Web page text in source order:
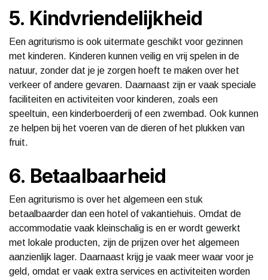
5. Kindvriendelijkheid
Een agriturismo is ook uitermate geschikt voor gezinnen
met kinderen. Kinderen kunnen veilig en vrij spelen in de
natuur, zonder dat je je zorgen hoeft te maken over het
verkeer of andere gevaren. Daarnaast zijn er vaak speciale
faciliteiten en activiteiten voor kinderen, zoals een
speeltuin, een kinderboerderij of een zwembad. Ook kunnen
ze helpen bij het voeren van de dieren of het plukken van
fruit.
6. Betaalbaarheid
Een agriturismo is over het algemeen een stuk
betaalbaarder dan een hotel of vakantiehuis. Omdat de
accommodatie vaak kleinschalig is en er wordt gewerkt
met lokale producten, zijn de prijzen over het algemeen
aanzienlijk lager. Daarnaast krijg je vaak meer waar voor je
geld, omdat er vaak extra services en activiteiten worden